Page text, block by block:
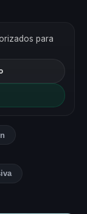
para